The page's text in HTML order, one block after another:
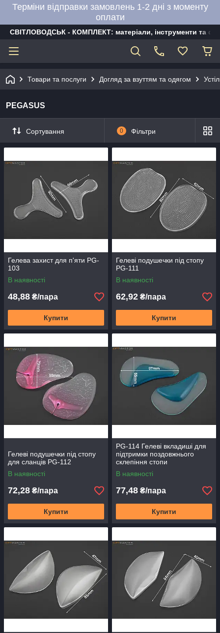
Терміни відправки замовлень 1-2 дні з моменту
оплати
СВІТЛОВОДСЬК - КОМПЛЕКТ: матеріали, інструменти та
Товари та послуги Догляд за взуттям та одягом
PEGASUS
Сортування 0 Фільтри
Гелева захист для п'яти PG-
103
В наявності
48,88 ₴/пара
Купити
Гелеві подушечки під стопу
PG-111
В наявності
62,92 ₴/пара
Купити
Гелеві подушечки під стопу
для сланців PG-112
В наявності
72,28 ₴/пара
Купити
PG-114 Гелеві вкладиші для
підтримки поздовжнього
склепіння стопи
В наявності
77,48 ₴/пара
Купити